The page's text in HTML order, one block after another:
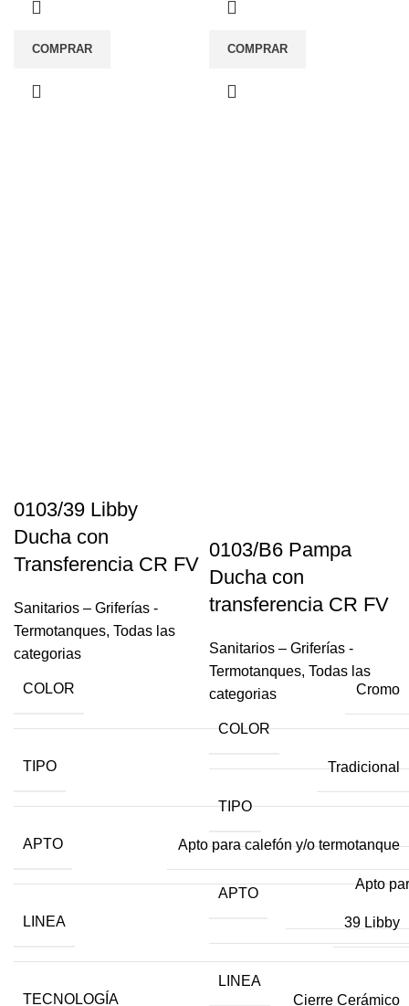
COMPRAR COMPRAR
0103/39 Libby
Ducha con
Transferencia CR FV
Sanitarios – Griferías -
Termotanques, Todas las
categorias
COLOR Cromo
TIPO Tradicional
APTO Apto para calefón y/o termotanque
LINEA 39 Libby
TECNOLOGÍA Cierre Cerámico
0103/B6 Pampa
Ducha con
transferencia CR FV
Sanitarios – Griferías -
Termotanques, Todas las
categorias
COLOR
TIPO
APTO
Apto
LINEA